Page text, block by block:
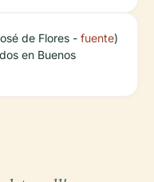
de Flores -
en Buenos
fuente)